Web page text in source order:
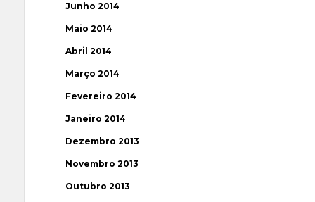
Junho 2014
Maio 2014
Abril 2014
Março 2014
Fevereiro 2014
Janeiro 2014
Dezembro 2013
Novembro 2013
Outubro 2013